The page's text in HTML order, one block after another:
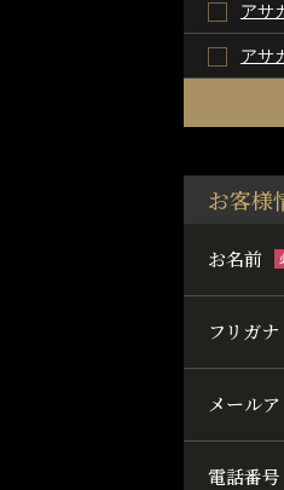
アサ
アサ
お客様
お名前
フリガナ
メール
電話番号